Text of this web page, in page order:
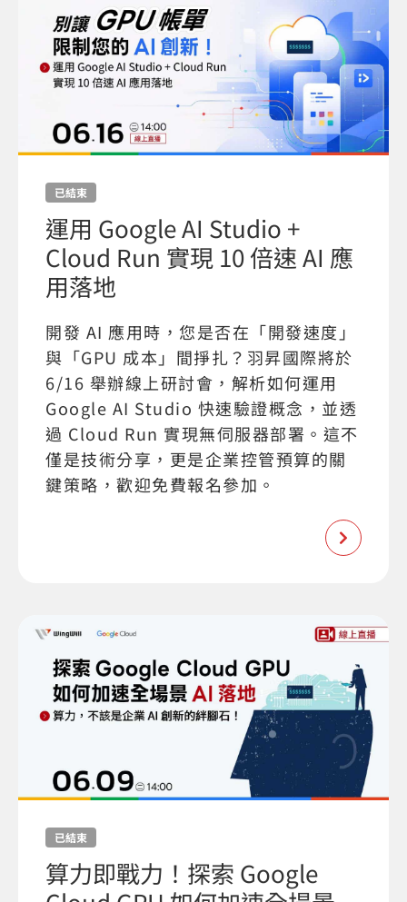
已結束
運用 Google AI Studio +
Cloud Run 實現 10 倍速 AI 應
用落地
開發 AI 應用時，您是否在「開發速度」
與「GPU 成本」間掙扎？羽昇國際將於
6/16 舉辦線上研討會，解析如何運用
Google AI Studio 快速驗證概念，並透
過 Cloud Run 實現無伺服器部署。這不
僅是技術分享，更是企業控管預算的關
鍵策略，歡迎免費報名參加。
已結束
算力即戰力！探索 Google